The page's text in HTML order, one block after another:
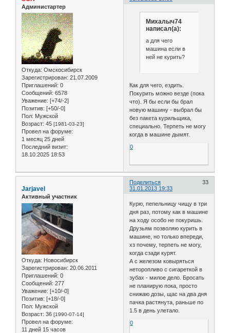
Администартер
Откуда: Омскосибирск
Зарегистрирован: 21.07.2009
Приглашений: 0
Сообщений: 6578
Уважение: [+74/-2]
Позитив: [+50/-0]
Пол: Мужской
Возраст: 45 [1981-03-23]
Провел на форуме:
1 месяц 25 дней
Последний визит:
18.10.2025 18:53
Михалыч74
написал(а):
а для чего
машина если в
ней не курить?
Как для чего, ездить.
Покурить можно везде (пока
что). Я бы если бы брал
новую машину - выбрал бы
без пакета курильщика,
специально. Терпеть не могу
когда в машине дымят.
0
Поделиться
33
31.01.2013 19:33
Jarjavel
Активный участник
Откуда: Новосибирск
Зарегистрирован: 20.06.2011
Приглашений: 0
Сообщений: 277
Уважение: [+10/-0]
Позитив: [+18/-0]
Пол: Мужской
Возраст: 36 [1990-07-14]
Провел на форуме:
11 дней 15 часов
Курю, пепельницу чищу в три
дня раз, потому как в машине
на ходу особо не покуришь.
Друзьям позволяю курить в
машине, но только впереди,
хз почему, терпеть не могу,
когда сзади курят.
А с железом ковыряться
неторопливо с сигареткой в
зубах - милое дело. Бросать
не планирую пока, просто
снижаю дозы, щас на два дня
пачка растянута, раньше по
1.5 в день улетало.
0